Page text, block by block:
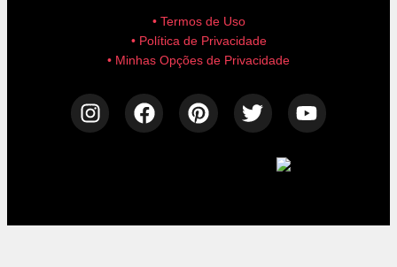
• Termos de Uso
• Política de Privacidade
• Minhas Opções de Privacidade